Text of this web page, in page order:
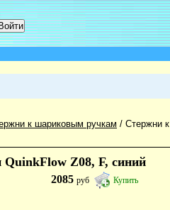
к шариковым ручкам / Стержни к
Z08, F, синий
2085руб Купить